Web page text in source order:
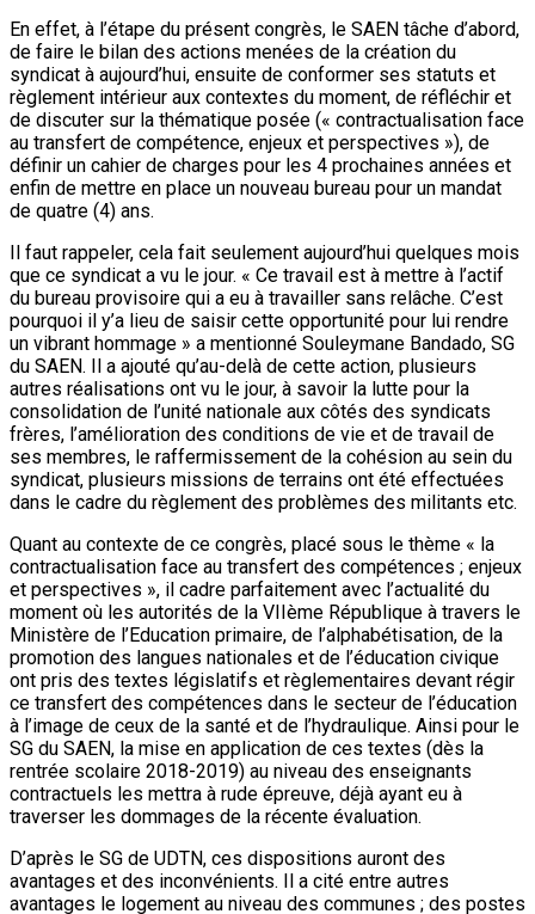
En effet, à l’étape du présent congrès, le SAEN tâche d’abord,
de faire le bilan des actions menées de la création du
syndicat à aujourd’hui, ensuite de conformer ses statuts et
règlement intérieur aux contextes du moment, de réfléchir et
de discuter sur la thématique posée (« contractualisation face
au transfert de compétence, enjeux et perspectives »), de
définir un cahier de charges pour les 4 prochaines années et
enfin de mettre en place un nouveau bureau pour un mandat
de quatre (4) ans.
Il faut rappeler, cela fait seulement aujourd’hui quelques mois
que ce syndicat a vu le jour. « Ce travail est à mettre à l’actif
du bureau provisoire qui a eu à travailler sans relâche. C’est
pourquoi il y’a lieu de saisir cette opportunité pour lui rendre
un vibrant hommage » a mentionné Souleymane Bandado, SG
du SAEN. Il a ajouté qu’au-delà de cette action, plusieurs
autres réalisations ont vu le jour, à savoir la lutte pour la
consolidation de l’unité nationale aux côtés des syndicats
frères, l’amélioration des conditions de vie et de travail de
ses membres, le raffermissement de la cohésion au sein du
syndicat, plusieurs missions de terrains ont été effectuées
dans le cadre du règlement des problèmes des militants etc.
Quant au contexte de ce congrès, placé sous le thème « la
contractualisation face au transfert des compétences ; enjeux
et perspectives », il cadre parfaitement avec l’actualité du
moment où les autorités de la VIIème République à travers le
Ministère de l’Education primaire, de l’alphabétisation, de la
promotion des langues nationales et de l’éducation civique
ont pris des textes législatifs et règlementaires devant régir
ce transfert des compétences dans le secteur de l’éducation
à l’image de ceux de la santé et de l’hydraulique. Ainsi pour le
SG du SAEN, la mise en application de ces textes (dès la
rentrée scolaire 2018-2019) au niveau des enseignants
contractuels les mettra à rude épreuve, déjà ayant eu à
traverser les dommages de la récente évaluation.
D’après le SG de UDTN, ces dispositions auront des
avantages et des inconvénients. Il a cité entre autres
avantages le logement au niveau des communes ; des postes